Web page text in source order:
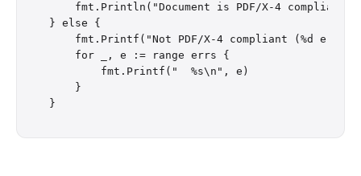
    fmt.Println("Document is PDF/X-4 compliant")
} else {
fmt.Printf("Not PDF/X-4 compliant (%d
    for _, e := range errs {
        fmt.Printf("  %s\n", e)
    }